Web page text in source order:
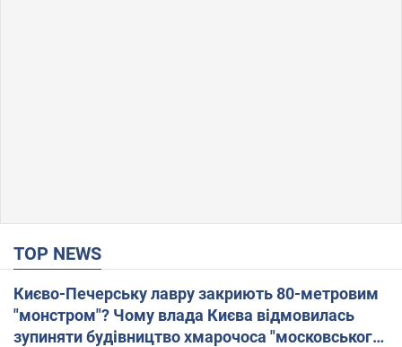
TOP NEWS
Києво-Печерську лавру закриють 80-метровим
"монстром"? Чому влада Києва відмовилась
зупиняти будівництво хмарочоса "московського